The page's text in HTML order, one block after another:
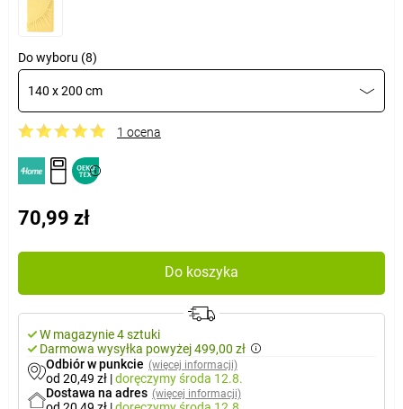
Do wyboru (8)
140 x 200 cm
1 ocena
70,99 zł
Do koszyka
W magazynie 4 sztuki
Darmowa wysyłka powyżej 499,00 zł
Odbiór w punkcie (więcej informacji)
od 20,49 zł |doręczymyśroda 12.8.
Dostawa na adres (więcej informacji)